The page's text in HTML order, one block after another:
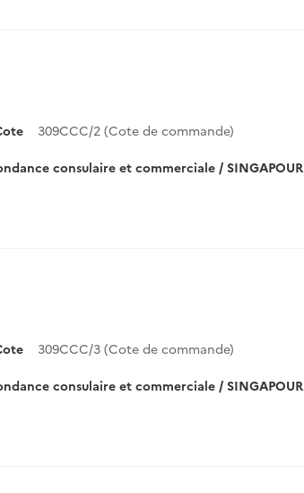
309CCC/2 (Cote de commande)
consulaire et commerciale / SINGAPOUR
309CCC/3 (Cote de commande)
consulaire et commerciale / SINGAPOUR